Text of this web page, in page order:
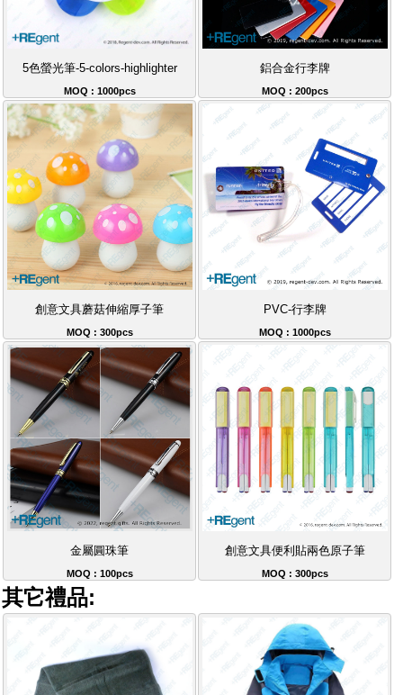
5色螢光筆-5-colors-highlighter
MOQ : 1000pcs
鋁合金行李牌
MOQ : 200pcs
創意文具蘑菇伸縮厚子筆
MOQ : 300pcs
PVC-行李牌
MOQ : 1000pcs
金屬圓珠筆
MOQ : 100pcs
創意文具便利貼兩色原子筆
MOQ : 300pcs
其它禮品: